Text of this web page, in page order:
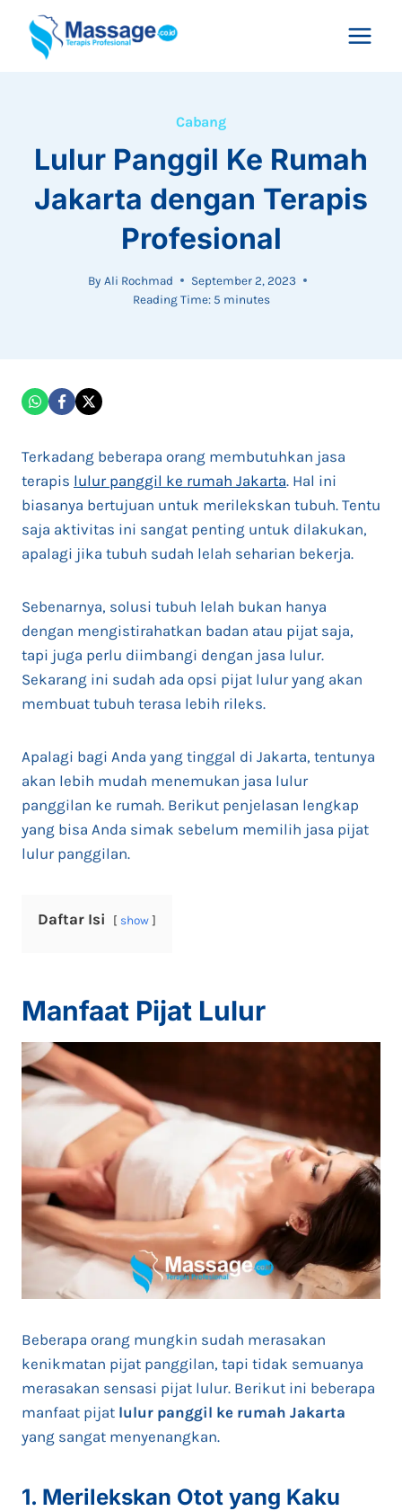
content
Cabang
Lulur Panggil Ke Rumah
Jakarta dengan Terapis
Profesional
By Ali Rochmad
September 2, 2023
Reading Time:5 minutes
Terkadang beberapa orang membutuhkan jasa
terapis lulur panggil ke rumah Jakarta. Hal ini
biasanya bertujuan untuk merilekskan tubuh. Tentu
saja aktivitas ini sangat penting untuk dilakukan,
apalagi jika tubuh sudah lelah seharian bekerja.
Sebenarnya, solusi tubuh lelah bukan hanya
dengan mengistirahatkan badan atau pijat saja,
tapi juga perlu diimbangi dengan jasa lulur.
Sekarang ini sudah ada opsi pijat lulur yang akan
membuat tubuh terasa lebih rileks.
Apalagi bagi Anda yang tinggal di Jakarta, tentunya
akan lebih mudah menemukan jasa lulur
panggilan ke rumah. Berikut penjelasan lengkap
yang bisa Anda simak sebelum memilih jasa pijat
lulur panggilan.
Daftar Isi show
Manfaat Pijat Lulur
Beberapa orang mungkin sudah merasakan
kenikmatan pijat panggilan, tapi tidak semuanya
merasakan sensasi pijat lulur. Berikut ini beberapa
manfaat pijat lulur panggil ke rumah Jakarta
yang sangat menyenangkan.
1. Merilekskan Otot yang Kaku